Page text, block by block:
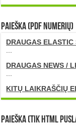
PAIEŠKA (PDF numerių)
DRAUGAS ELASTIC
DRAUGAS NEWS /
KITŲ LAIKRAŠČIŲ
Paieška (tik HTML